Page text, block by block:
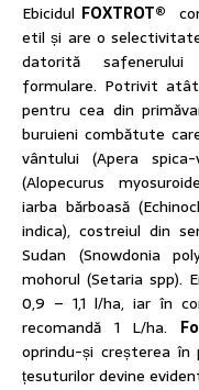
Ebicidul FOXTROT®
etil și are o
datorită safenerului
formulare. Potrivit
pentru cea din
buruieni combătute
vântului (Apera
(Alopecurus
iarba bărboasă
indica), costreiul din
Sudan (Snowdonia
mohorul (Setaria spp).
0,9 – 1,1 l/ha, iar în
recomandă 1 L/ha.
oprindu-și creșterea în
țesuturilor devine